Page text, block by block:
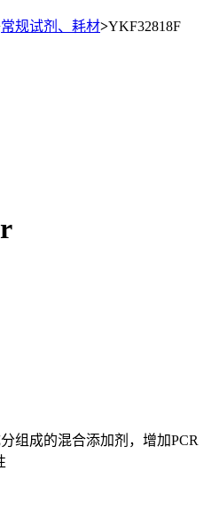
常规试剂、耗材>YKF32818F
组成的混合添加剂，增加PCR